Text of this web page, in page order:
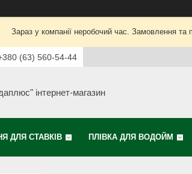
Зараз у компанії неробочий час. Замовлення та
(63) 560-54-44
інтернет-магазин
ДЛЯ СТАВКІВ ПЛІВКА ДЛЯ ВОДОЙМ